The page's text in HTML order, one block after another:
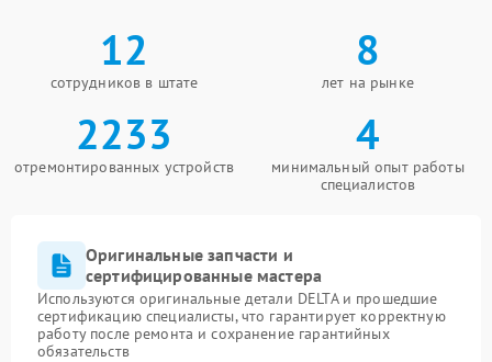
12
сотрудников в штате
8
лет на рынке
2233
отремонтированных устройств
4
минимальный опыт работы
специалистов
Оригинальные запчасти и
сертифицированные мастера
Используются оригинальные детали DELTA и прошедшие
сертификацию специалисты, что гарантирует корректную
работу после ремонта и сохранение гарантийных
обязательств